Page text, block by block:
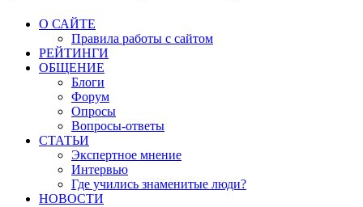
О САЙТЕ
Правила работы с сайтом
РЕЙТИНГИ
ОБЩЕНИЕ
Блоги
Форум
Опросы
Вопросы-ответы
СТАТЬИ
Экспертное мнение
Интервью
Где учились знаменитые люди?
НОВОСТИ